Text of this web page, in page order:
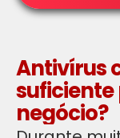
Antivírus
suficiente
negócio?